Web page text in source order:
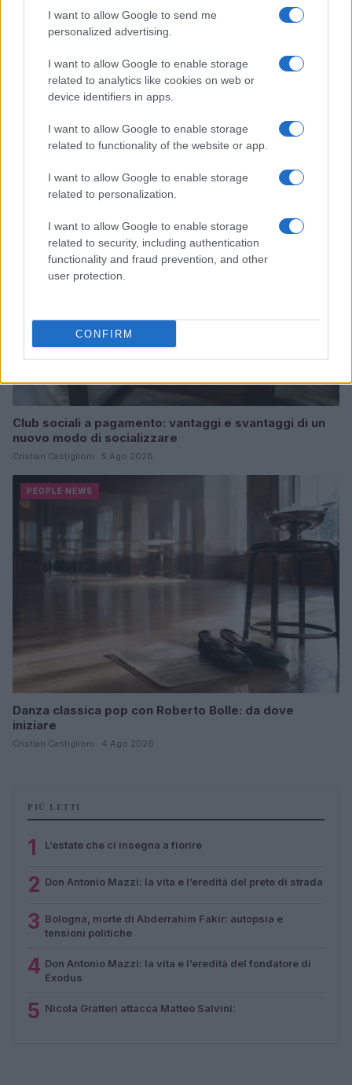
I want to allow Google to send me
personalized advertising.
I want to allow Google to enable storage
related to analytics like cookies on web or
device identifiers in apps.
I want to allow Google to enable storage
related to functionality of the website or app.
I want to allow Google to enable storage
related to personalization.
I want to allow Google to enable storage
related to security, including authentication
functionality and fraud prevention, and other
user protection.
CONFIRM
La sfida di ResQ per riprendere le operazioni di
soccorso dopo il ciclone Harry
Club sociali a pagamento: vantaggi e svantaggi di un
nuovo modo di socializzare
Cristian Castiglioni · 5 Ago 2026
PEOPLE NEWS
Danza classica pop con Roberto Bolle: da dove
iniziare
Cristian Castiglioni · 4 Ago 2026
PIÙ LETTI
1 L’estate che ci insegna a fiorire
2 Don Antonio Mazzi: la vita e l’eredità del prete di strada
3 Bologna, morte di Abderrahim Fakir: autopsia e
tensioni politiche
4 Don Antonio Mazzi: la vita e l’eredità del fondatore di
Exodus
5 Nicola Gratteri attacca Matteo Salvini: